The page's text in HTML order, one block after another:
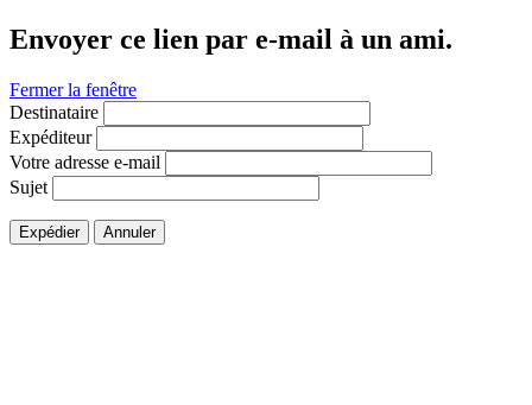
Envoyer ce lien par e-mail à un ami.
Fermer la fenêtre
Destinataire
Expéditeur
Votre adresse e-mail
Sujet
Expédier Annuler